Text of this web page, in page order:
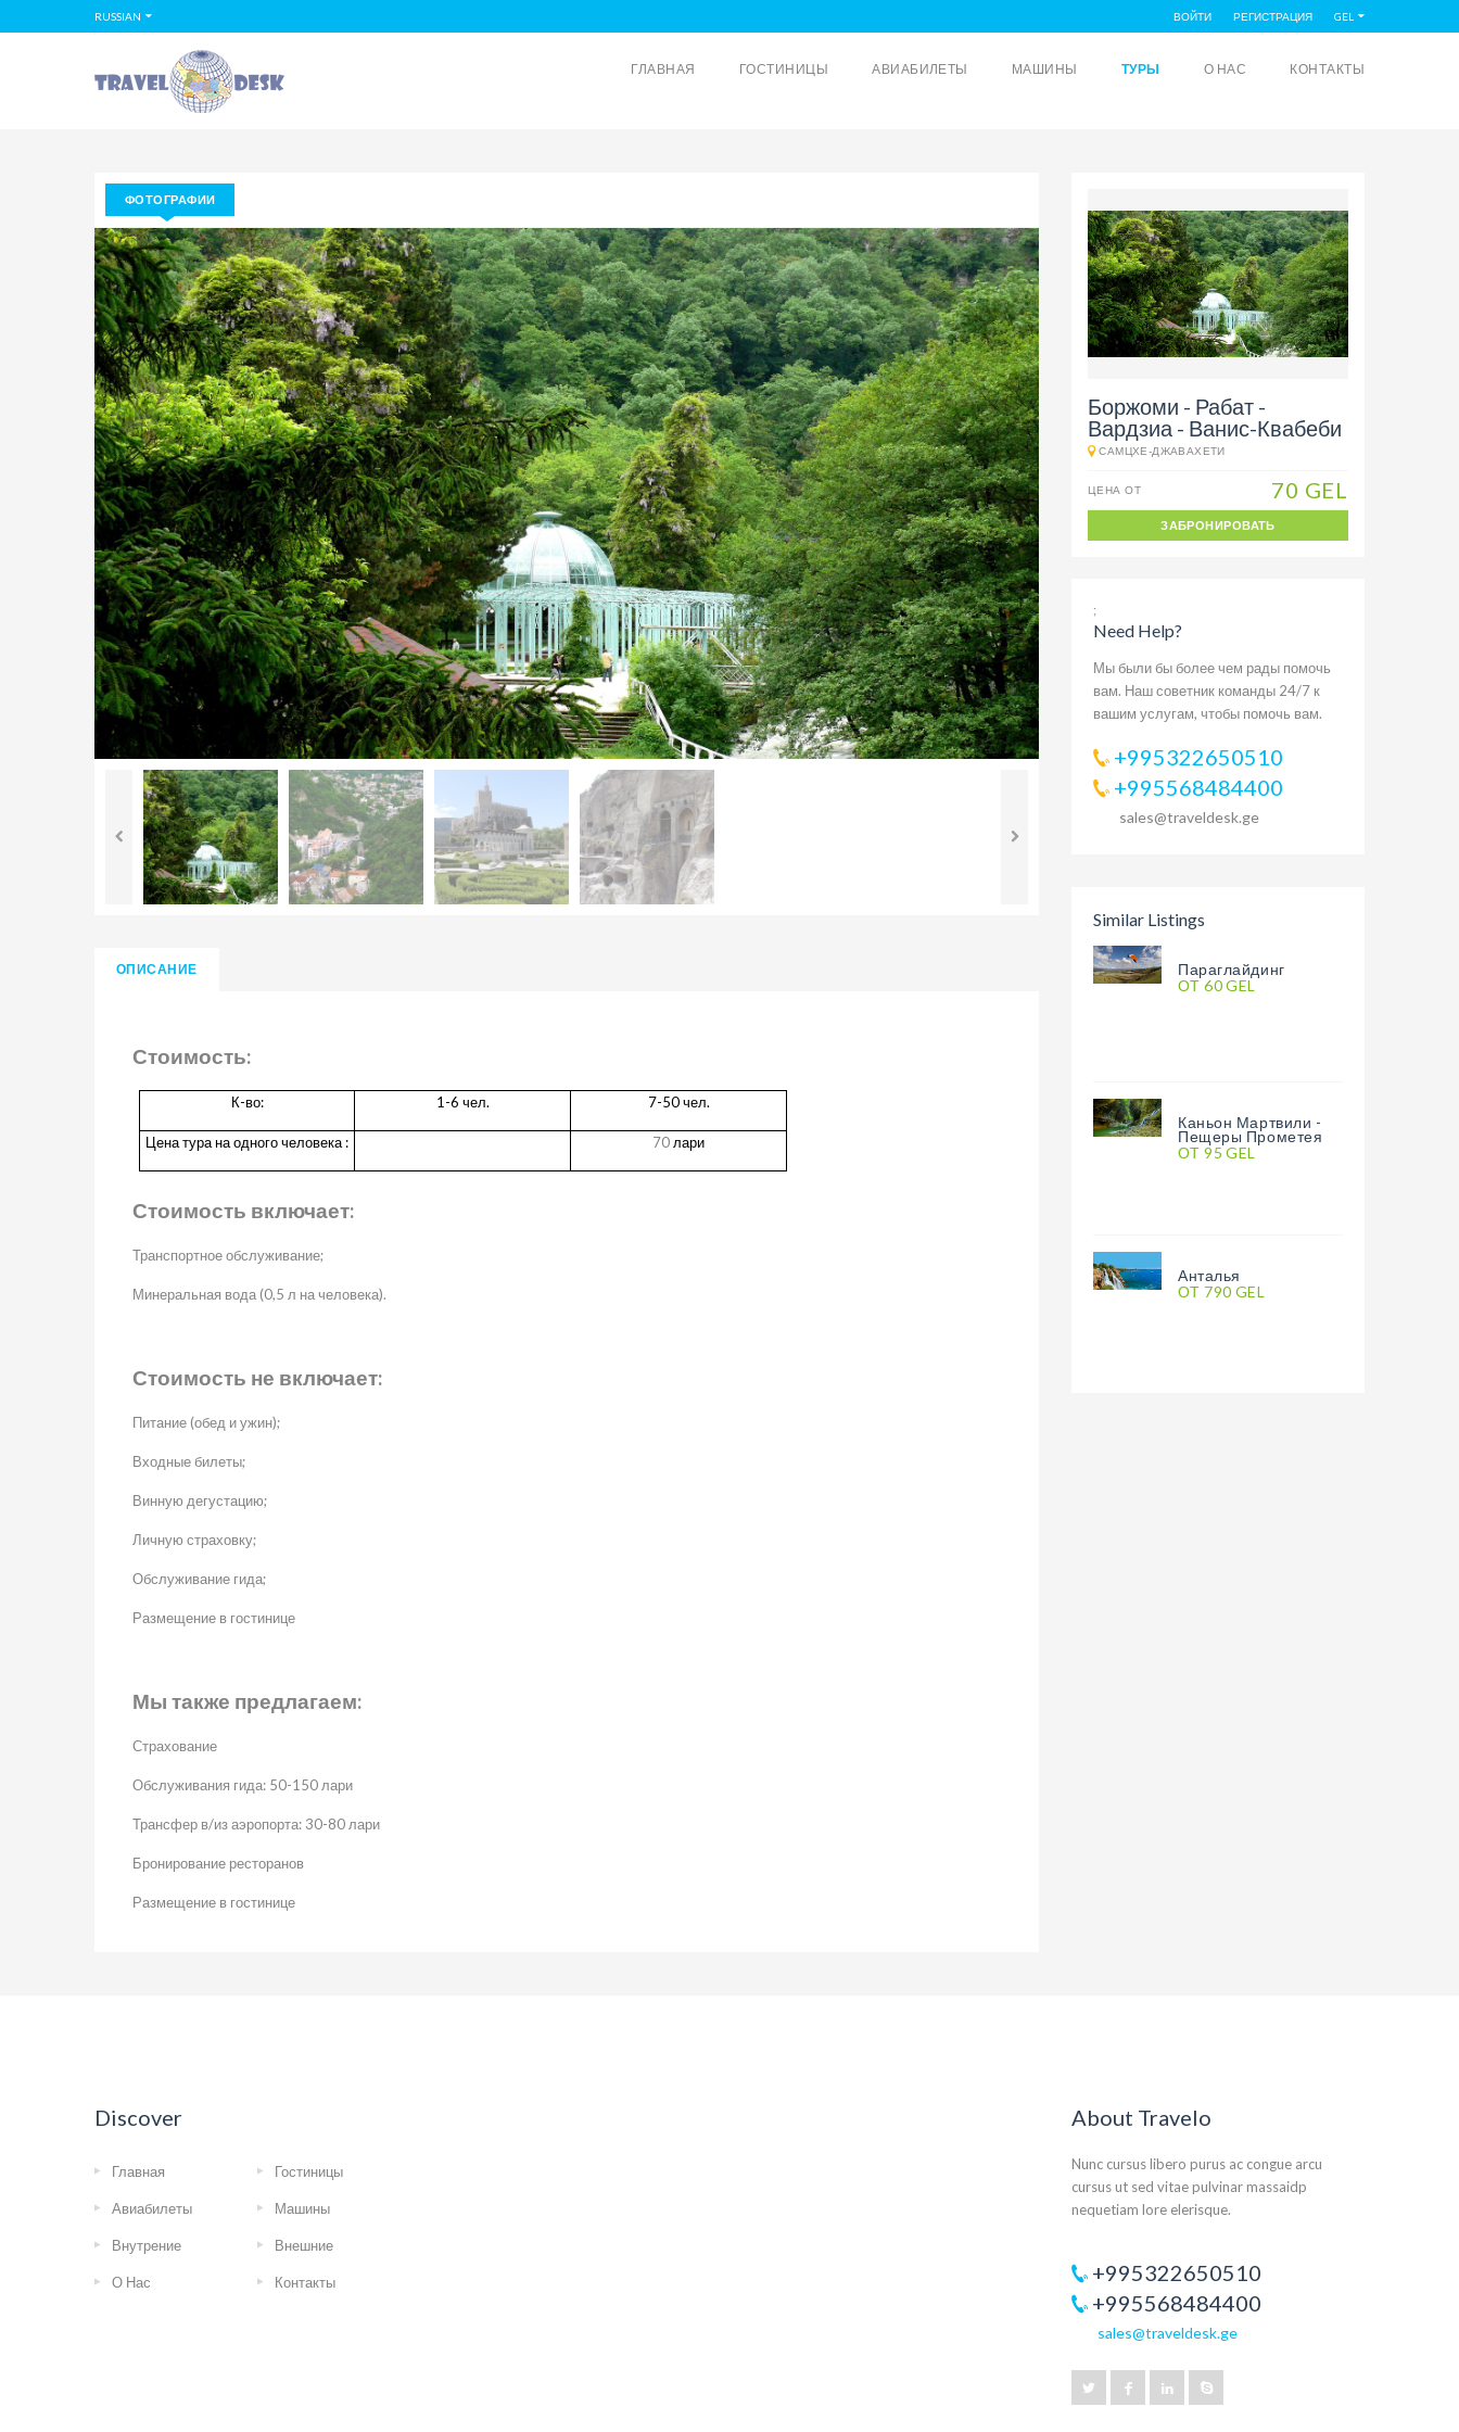
RUSSIAN ВОЙТИ РЕГИСТРАЦИЯ GEL
ГЛАВНАЯ ГОСТИНИЦЫ АВИАБИЛЕТЫ МАШИНЫ ТУРЫ О НАС КОНТАКТЫ
ФОТОГРАФИИ
ОПИСАНИЕ
Стоимость:
К-во: 1-6 чел. 7-50 чел.
Цена тура на одного человека : 70лари
Стоимость включает:
Транспортное обслуживание;
Минеральная вода (0,5 л на человека).
Стоимость не включает:
Питание (обед и ужин);
Входные билеты;
Винную дегустацию;
Личную страховку;
Обслуживание гида;
Размещение в гостинице
Мы также предлагаем:
Страхование
Обслуживания гида: 50-150 лари
Трансфер в/из аэропорта: 30-80 лари
Бронирование ресторанов
Размещение в гостинице
Боржоми - Рабат -
Вардзиа - Ванис-Квабеби
САМЦХЕ-ДЖАВАХЕТИ
ЦЕНА ОТ 70 GEL
ЗАБРОНИРОВАТЬ
;
Need Help?
Мы были бы более чем рады помочь
вам. Наш советник команды 24/7 к
вашим услугам, чтобы помочь вам.
+995322650510
+995568484400
sales@traveldesk.ge
Similar Listings
Параглайдинг
ОТ 60 GEL
Каньон Мартвили -
Пещеры Прометея
ОТ 95 GEL
Анталья
ОТ 790 GEL
Discover
Главная Гостиницы
Авиабилеты Машины
Внутрение Внешние
О Нас Контакты
About Travelo
Nunc cursus libero purus ac congue arcu
cursus ut sed vitae pulvinar massaidp
nequetiam lore elerisque.
+995322650510
+995568484400
sales@traveldesk.ge